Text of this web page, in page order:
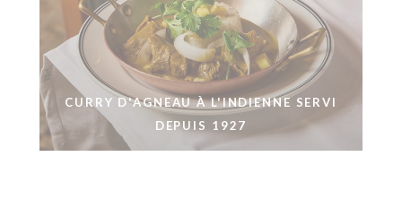
CURRY D'AGNEAU À L'INDIENNE SERVI
DEPUIS 1927